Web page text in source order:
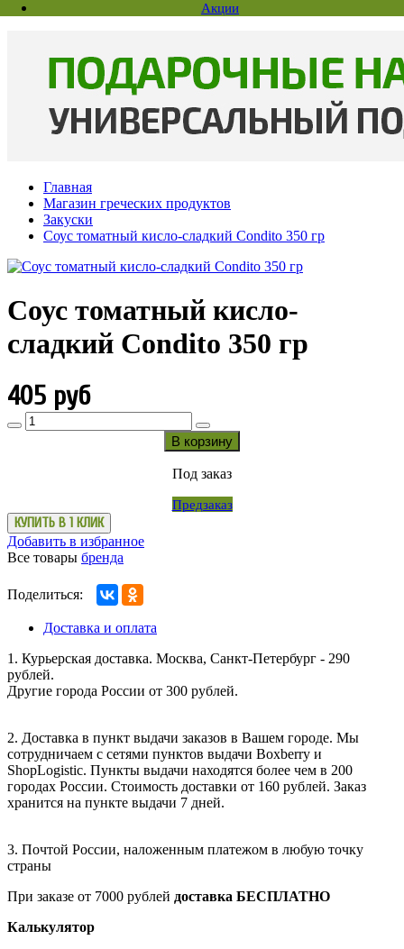
Акции
Главная
Магазин греческих продуктов
Закуски
Соус томатный кисло-сладкий Condito 350 гр
Соус томатный кисло-
сладкий Condito 350 гр
405 руб
В корзину
Под заказ
Предзаказ
КУПИТЬ В 1 КЛИК
Добавить в избранное
Все товары бренда
Поделиться:
Доставка и оплата
1. Курьерская доставка. Москва, Санкт-Петербург - 290
рублей.
Другие города России от 300 рублей.
2. Доставка в пункт выдачи заказов в Вашем городе. Мы
сотрудничаем с сетями пунктов выдачи Boxberry и
ShopLogistic. Пункты выдачи находятся более чем в 200
городах России. Стоимость доставки от 160 рублей. Заказ
хранится на пункте выдачи 7 дней.
3. Почтой России, наложенным платежом в любую точку
страны
При заказе от 7000 рублей доставка БЕСПЛАТНО
Калькулятор